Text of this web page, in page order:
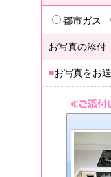
都市ガス
お写真の添付
■お写真をお